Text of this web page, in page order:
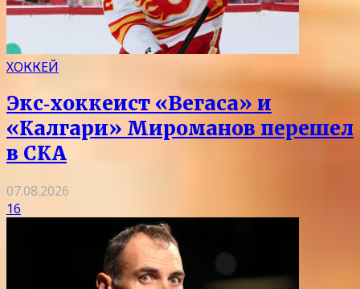
ХОККЕЙ
Экс‑хоккеист «Вегаса» и
«Калгари» Мироманов перешел
в СКА
07.08.2026
16